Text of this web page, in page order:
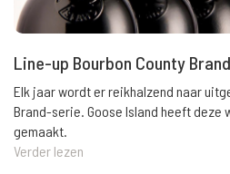
Line-up Bourbon County
Elk jaar wordt er reikhalzend naar
Brand-serie. Goose Island heeft deze
gemaakt.
Verder lezen